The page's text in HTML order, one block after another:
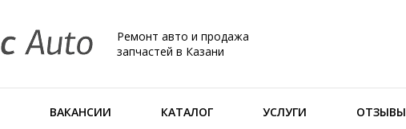
Ремонт авто и продажа
запчастей в Казани
ВАКАНСИИ КАТАЛОГ УСЛУГИ ОТЗЫВЫ